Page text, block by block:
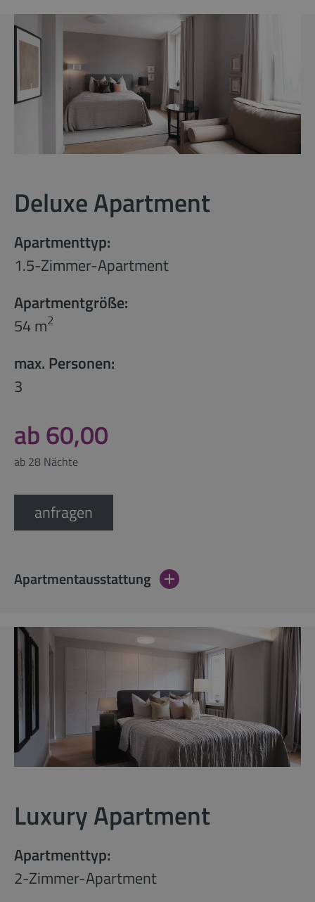
Deluxe Apartment
Apartmenttyp:
1.5-Zimmer-Apartment
Apartmentgröße:
54 m2
max. Personen:
3
ab 60,00
ab 28 Nächte
anfragen
Apartmentausstattung
Luxury Apartment
Apartmenttyp:
2-Zimmer-Apartment